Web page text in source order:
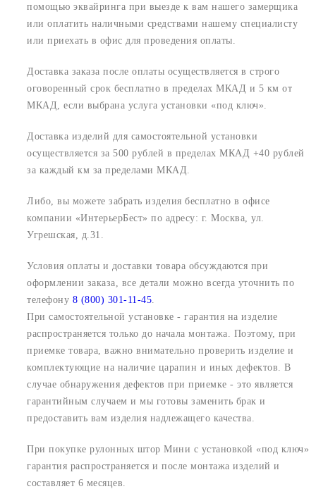
помощью эквайринга при выезде к вам нашего замерщика
или оплатить наличными средствами нашему специалисту
или приехать в офис для проведения оплаты.
Доставка заказа после оплаты осуществляется в строго
оговоренный срок бесплатно в пределах МКАД и 5 км от
МКАД, если выбрана услуга установки «под ключ».
Доставка изделий для самостоятельной установки
осуществляется за 500 рублей в пределах МКАД +40 рублей
за каждый км за пределами МКАД.
Либо, вы можете забрать изделия бесплатно в офисе
компании «ИнтерьерБест» по адресу: г. Москва, ул.
Угрешская, д.31.
Условия оплаты и доставки товара обсуждаются при
оформлении заказа, все детали можно всегда уточнить по
телефону 8 (800) 301-11-45
При самостоятельной установке - гарантия на изделие
распространяется только до начала монтажа. Поэтому, при
приемке товара, важно внимательно проверить изделие и
комплектующие на наличие царапин и иных дефектов. В
случае обнаружения дефектов при приемке - это является
гарантийным случаем и мы готовы заменить брак и
предоставить вам изделия надлежащего качества.
При покупке рулонных штор Мини с установкой «под ключ»
гарантия распространяется и после монтажа изделий и
составляет 6 месяцев.